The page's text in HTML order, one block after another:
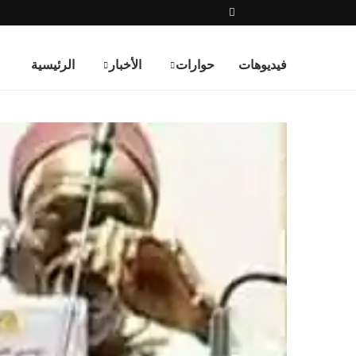
الرئيسية الأخبار حوارات فيديوهات